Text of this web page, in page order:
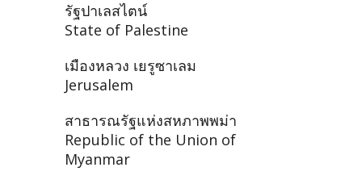
รัฐปาเลสไตน์
State of Palestine
เมืองหลวง เยรูซาเลม
Jerusalem
สาธารณรัฐแห่งสหภาพพม่า
Republic of the Union of
Myanmar